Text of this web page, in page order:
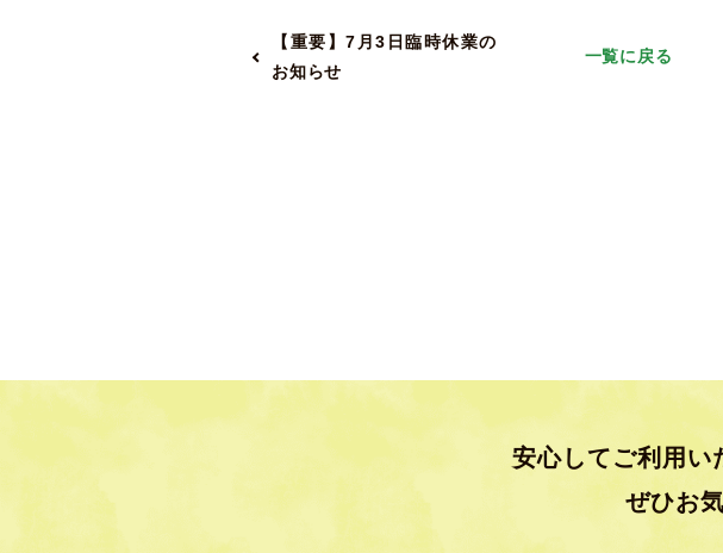
【重要】7月3日臨時休業の
お知らせ
一覧に戻る
安心してご利用い
ぜひお